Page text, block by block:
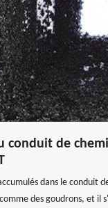
conduit de
dans le conduit
des goudrons, et il